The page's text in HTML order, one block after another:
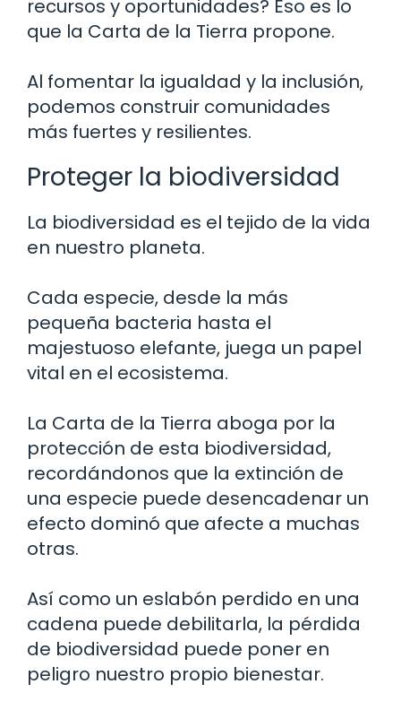
recursos y oportunidades? Eso es lo
que la Carta de la Tierra propone.
Al fomentar la igualdad y la inclusión,
podemos construir comunidades
más fuertes y resilientes.
Proteger la biodiversidad
La biodiversidad es el tejido de la vida
en nuestro planeta.
Cada especie, desde la más
pequeña bacteria hasta el
majestuoso elefante, juega un papel
vital en el ecosistema.
La Carta de la Tierra aboga por la
protección de esta biodiversidad,
recordándonos que la extinción de
una especie puede desencadenar un
efecto dominó que afecte a muchas
otras.
Así como un eslabón perdido en una
cadena puede debilitarla, la pérdida
de biodiversidad puede poner en
peligro nuestro propio bienestar.